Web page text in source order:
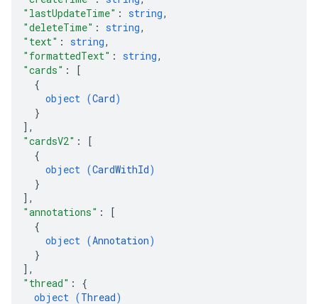
"lastUpdateTime" : string,
"deleteTime" : string,
"text" : string,
"formattedText" : string,
"cards" :
[
{
object (Card)
}
] ,
"cardsV2" :
[
{
object (CardWithId)
}
] ,
"annotations" :
[
{
object (Annotation)
}
] ,
"thread" : {
object (Thread)